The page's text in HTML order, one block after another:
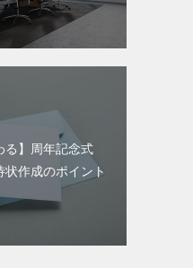
る】周年記念式
作成のポイント